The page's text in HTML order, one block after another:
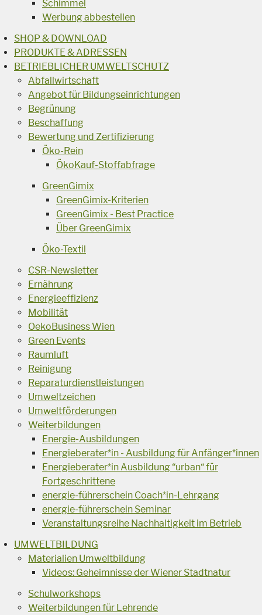
Schimmel
Werbung abbestellen
SHOP & DOWNLOAD
PRODUKTE & ADRESSEN
BETRIEBLICHER UMWELTSCHUTZ
Abfallwirtschaft
Angebot für Bildungseinrichtungen
Begrünung
Beschaffung
Bewertung und Zertifizierung
Öko-Rein
ÖkoKauf-Stoffabfrage
GreenGimix
GreenGimix-Kriterien
GreenGimix - Best Practice
Über GreenGimix
Öko-Textil
CSR-Newsletter
Ernährung
Energieeffizienz
Mobilität
OekoBusiness Wien
Green Events
Raumluft
Reinigung
Reparaturdienstleistungen
Umweltzeichen
Umweltförderungen
Weiterbildungen
Energie-Ausbildungen
Energieberater*in - Ausbildung für Anfänger*innen
Energieberater*in Ausbildung “urban“ für
Fortgeschrittene
energie-führerschein Coach*in-Lehrgang
energie-führerschein Seminar
Veranstaltungsreihe Nachhaltigkeit im Betrieb
UMWELTBILDUNG
Materialien Umweltbildung
Videos: Geheimnisse der Wiener Stadtnatur
Schulworkshops
Weiterbildungen für Lehrende